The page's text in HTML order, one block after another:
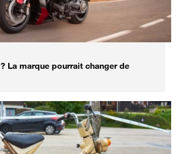
La marque pourrait changer de